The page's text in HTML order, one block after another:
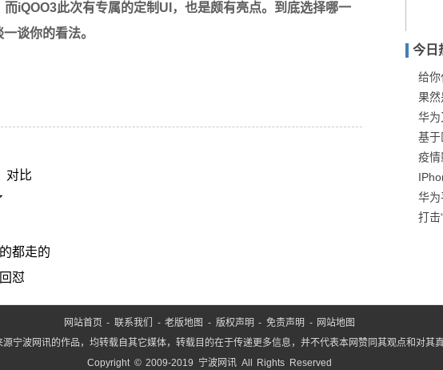
iQOO3此次有专属的定制UI，也是颇有亮点。到底选择哪一
谈你的看法。
对比
都走的
怼
即
今日
给你
果然
华为
基于
疫情
华为
打击
网站首页 - 联系我们 -老版地图 - 版权声明 -免责声明 - 网站地图
宁波网讯的作品，均转载自其它媒体，转载目的在于传递更多信息，并不代表本网赞同其观点和对其真
Copyright © 2009-2019 宁波网讯 All Rights Reserved